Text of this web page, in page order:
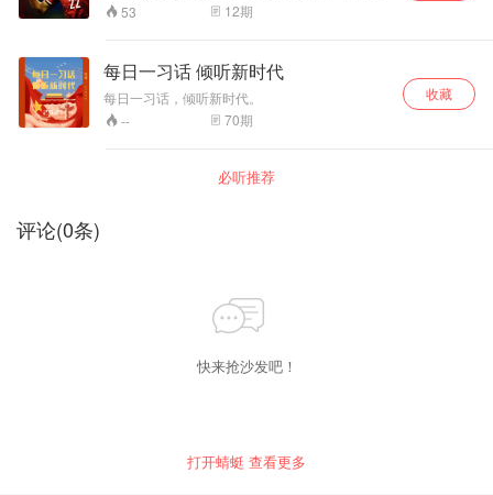
足已有十五年未曾进入世预赛最后阶段，在十二
强赛即将打响之际。蜻蜓FM于8月22日起，每日
进更真实的国脚内心世界，支持中国队！
53 12期
每日一习话 倾听新时代
每日一习话，倾听新时代。
--
70期
收藏
必听推荐
评论(0条)
快来抢沙发吧！
打开蜻蜓 查看更多